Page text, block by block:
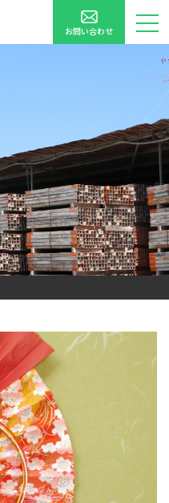
お問い合わせ